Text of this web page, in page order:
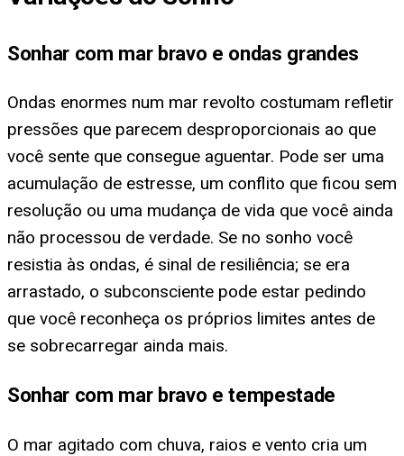
Sonhar com mar bravo e ondas grandes
Ondas enormes num mar revolto costumam refletir
pressões que parecem desproporcionais ao que
você sente que consegue aguentar. Pode ser uma
acumulação de estresse, um conflito que ficou sem
resolução ou uma mudança de vida que você ainda
não processou de verdade. Se no sonho você
resistia às ondas, é sinal de resiliência; se era
arrastado, o subconsciente pode estar pedindo
que você reconheça os próprios limites antes de
se sobrecarregar ainda mais.
Sonhar com mar bravo e tempestade
O mar agitado com chuva, raios e vento cria um